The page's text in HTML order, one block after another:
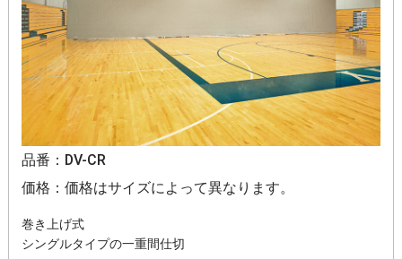
品番：DV-CR
価格：価格はサイズによって異なります。
巻き上げ式
シングルタイプの一重間仕切